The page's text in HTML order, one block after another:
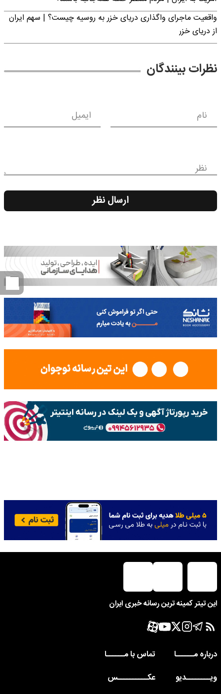
واقعیت ماجرای واگذاری دریای خزر به روسیه چیست؟ | سهم ایران
از دریای خزر
نظرات بینندگان
نام ایمیل
نظر
ارسال نظر
این تیتر کمینه ترین رسانه خبری ایران
درباره مــــــا
تماس با مــــــا
ویــــــــدیو
عکــــــــــس